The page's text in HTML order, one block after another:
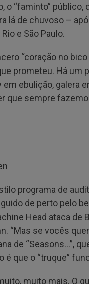
o “faminto”
lá de chuvoso –
e São Paulo.
“coração no
prometeu. Há um
ebulição, galera
que sempre
programa de
de perto pelo
Head ataca de
“Mas se vocês
de “Seasons…”,
é que o “truque”
muito mais. O